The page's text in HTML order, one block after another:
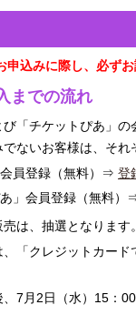
込みに際し、必ずお
までの流れ
び「チケットぴあ」の
ないお客様は、それ
会員登録（無料）⇒ 登
あ」会員登録（無料）
は、抽選となります。
「クレジットカー
7月2日（水）15：